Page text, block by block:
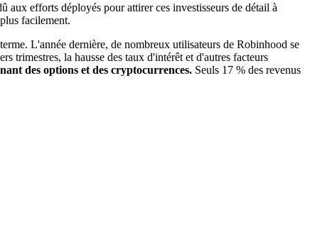
efforts déployés pour attirer ces investisseurs de détail à
facilement.
L'année dernière, de nombreux utilisateurs de Robinhood se
trimestres, la hausse des taux d'intérêt et d'autres facteurs
des options et des cryptocurrences. Seuls 17 % des revenus